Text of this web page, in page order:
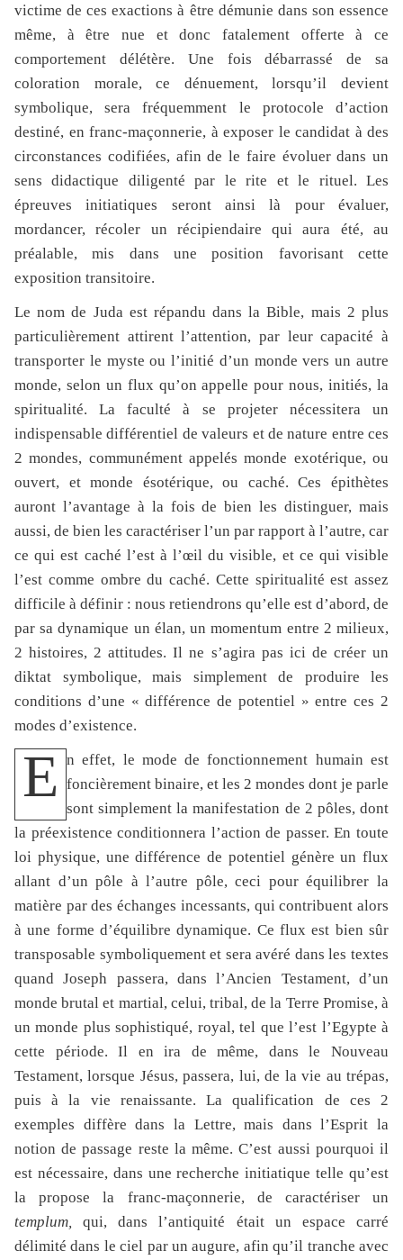
victime de ces exactions à être démunie dans son essence
même, à être nue et donc fatalement offerte à ce
comportement délétère. Une fois débarrassé de sa
coloration morale, ce dénuement, lorsqu’il devient
symbolique, sera fréquemment le protocole d’action
destiné, en franc-maçonnerie, à exposer le candidat à des
circonstances codifiées, afin de le faire évoluer dans un
sens didactique diligenté par le rite et le rituel. Les
épreuves initiatiques seront ainsi là pour évaluer,
mordancer, récoler un récipiendaire qui aura été, au
préalable, mis dans une position favorisant cette
exposition transitoire.
Le nom de Juda est répandu dans la Bible, mais 2 plus
particulièrement attirent l’attention, par leur capacité à
transporter le myste ou l’initié d’un monde vers un autre
monde, selon un flux qu’on appelle pour nous, initiés, la
spiritualité. La faculté à se projeter nécessitera un
indispensable différentiel de valeurs et de nature entre ces
2 mondes, communément appelés monde exotérique, ou
ouvert, et monde ésotérique, ou caché. Ces épithètes
auront l’avantage à la fois de bien les distinguer, mais
aussi, de bien les caractériser l’un par rapport à l’autre, car
ce qui est caché l’est à l’œil du visible, et ce qui visible
l’est comme ombre du caché. Cette spiritualité est assez
difficile à définir : nous retiendrons qu’elle est d’abord, de
par sa dynamique un élan, un momentum entre 2 milieux,
2 histoires, 2 attitudes. Il ne s’agira pas ici de créer un
diktat symbolique, mais simplement de produire les
conditions d’une « différence de potentiel » entre ces 2
modes d’existence.
E
n effet, le mode de fonctionnement humain est
foncièrement binaire, et les 2 mondes dont je parle
sont simplement la manifestation de 2 pôles, dont
la préexistence conditionnera l’action de passer. En toute
loi physique, une différence de potentiel génère un flux
allant d’un pôle à l’autre pôle, ceci pour équilibrer la
matière par des échanges incessants, qui contribuent alors
à une forme d’équilibre dynamique. Ce flux est bien sûr
transposable symboliquement et sera avéré dans les textes
quand Joseph passera, dans l’Ancien Testament, d’un
monde brutal et martial, celui, tribal, de la Terre Promise, à
un monde plus sophistiqué, royal, tel que l’est l’Egypte à
cette période. Il en ira de même, dans le Nouveau
Testament, lorsque Jésus, passera, lui, de la vie au trépas,
puis à la vie renaissante. La qualification de ces 2
exemples diffère dans la Lettre, mais dans l’Esprit la
notion de passage reste la même. C’est aussi pourquoi il
est nécessaire, dans une recherche initiatique telle qu’est
la propose la franc-maçonnerie, de caractériser un
templum, qui, dans l’antiquité était un espace carré
délimité dans le ciel par un augure, afin qu’il tranche avec